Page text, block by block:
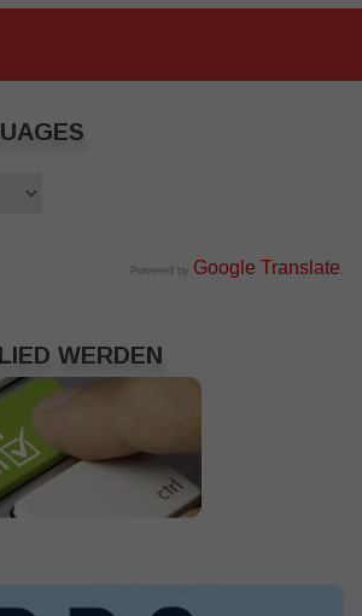
Powered by Google Translate
WERDEN